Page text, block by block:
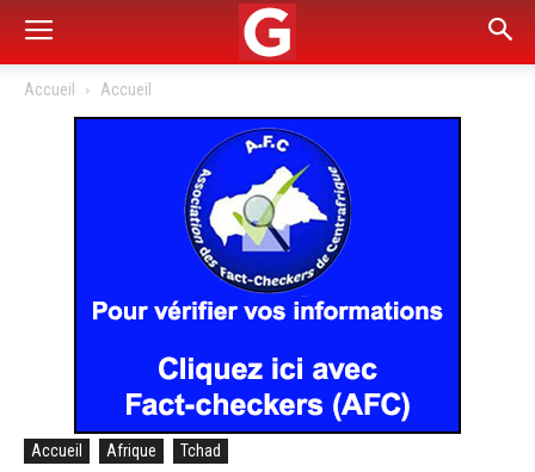
Accueil Accueil
Accueil Afrique Tchad